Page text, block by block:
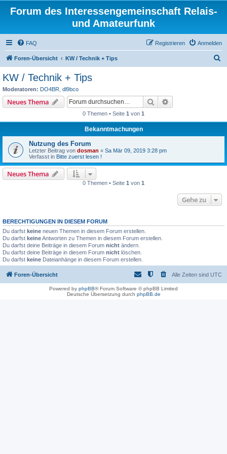
Forum des Interessengemeinschaft Relais-
und Amateurfunk
FAQ Anmelden
Registrieren
Foren-Übersicht KW / Technik + Tips
KW / Technik + Tips
Moderatoren: DO4BR dl9bco
Neues Thema Suche
0 Themen • Seite 1 von 1
Bekanntmachungen
Nutzung des Forum
Letzter Beitrag von dosman « Sa Mär 09, 2019 3:28 pm
Verfasst in Bitte zuerst lesen !
Neues Thema
0 Themen • Seite 1 von 1
Gehe zu
BERECHTIGUNGEN IN DIESEM FORUM
Du darfst keine neuen Themen in diesem Forum erstellen.
Du darfst keineAntworten zu Themen in diesem Forum erstellen.
Du darfst deine Beiträge in diesem Forum nicht ändern.
Du darfst deine Beiträge in diesem Forum nicht löschen.
Du darfst keine Dateianhänge in diesem Forum erstellen.
Foren-Übersicht Alle Zeiten sind UTC
Powered by phpBB® Forum Software © phpBB Limited
Deutsche Übersetzung durch phpBB.de